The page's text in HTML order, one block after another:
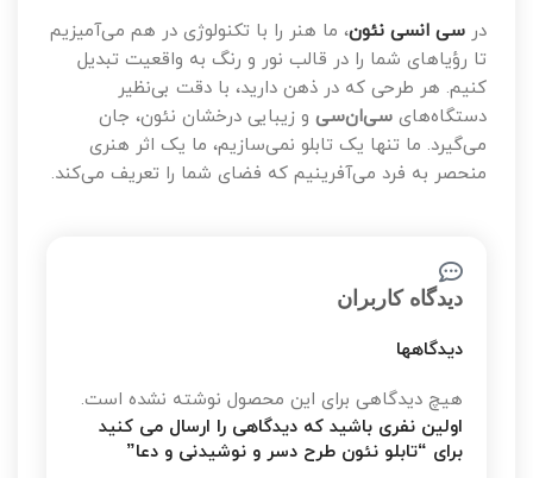
در سی انسی نئون، ما هنر را با تکنولوژی در هم می‌آمیزیم
تا رؤیاهای شما را در قالب نور و رنگ به واقعیت تبدیل
کنیم. هر طرحی که در ذهن دارید، با دقت بی‌نظیر
دستگاه‌های سی‌ان‌سی و زیبایی درخشان نئون، جان
می‌گیرد. ما تنها یک تابلو نمی‌سازیم، ما یک اثر هنری
منحصر به فرد می‌آفرینیم که فضای شما را تعریف می‌کند.
دیدگاه کاربران
دیدگاهها
هیچ دیدگاهی برای این محصول نوشته نشده است.
اولین نفری باشید که دیدگاهی را ارسال می کنید
برای “تابلو نئون طرح دسر و نوشیدنی و دعا”